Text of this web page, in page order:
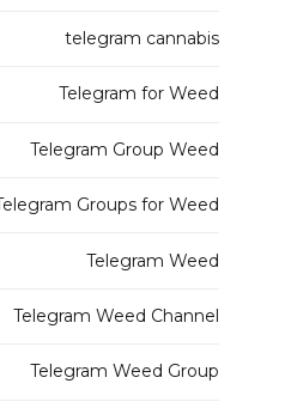
telegram cannabis
Telegram for Weed
Telegram Group Weed
Groups for Weed
Telegram Weed
Telegram Weed Channel
Telegram Weed Group